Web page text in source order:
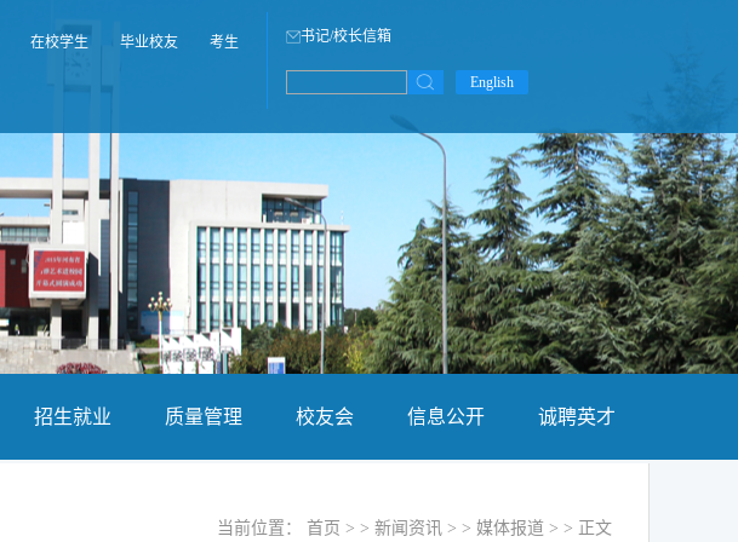
书记/校长信箱
English
在校学生 毕业校友 考生
招生就业 质量管理 校友会 信息公开 诚聘英才
当前位置： 首页 > > 新闻资讯 > > 媒体报道 > > 正文